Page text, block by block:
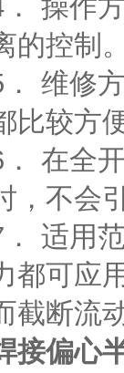
操作
的控制
维修
比较方
在全
，不会
适用
都可应
截断流
接偏心